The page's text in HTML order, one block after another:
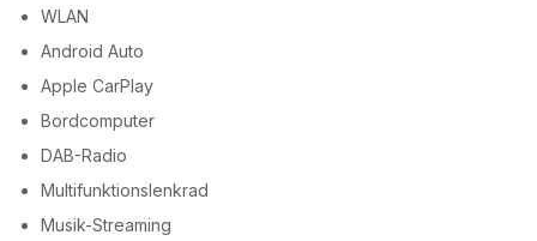
WLAN
Android Auto
Apple CarPlay
Bordcomputer
DAB-Radio
Multifunktionslenkrad
Musik-Streaming